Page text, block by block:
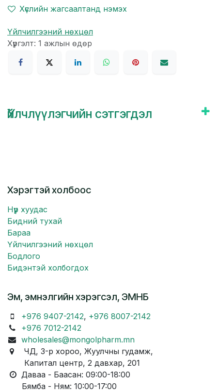
Хүслийн жагсаалтанд нэмэх
Үйлчилгээний нөхцөл
Хүргэлт: 1 ажлын өдөр
Үйлчлүүлэгчийн сэтгэгдэл
Хэрэгтэй холбоос
Нүүр хуудас
Бидний тухай
Бараа
Үйлчилгээний нөхцөл
Бодлого
Бидэнтэй холбогдох
Эм, эмнэлгийн хэрэгсэл, ЭМНБ
+976 9407-2142, +976 8007-2142
+976 7012-2142
wholesales@mongolpharm.mn
ЧД, 3-р хороо, Жуулчны гудамж,
Капитал центр, 2 давхар, 201
Даваа - Баасан: 09:00-18:00
Бямба - Ням: 10:00-17:00